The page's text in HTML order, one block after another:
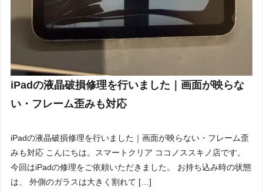
iPadの液晶破損修理を行いました｜画面が映らな
い・フレーム歪みも対応
iPadの液晶破損修理を行いました｜画面が映らない・フレーム歪
みも対応 こんにちは。スマートクリア ココノススキノ店です。
今回はiPadの修理をご依頼いただきました。 お持ち込み時の状態
は、 外側のガラスは大きく割れて […]